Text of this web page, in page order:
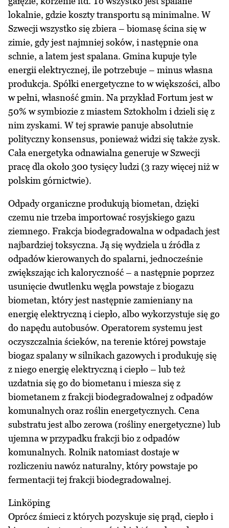
lokalnie, gdzie koszty transportu są minimalne. W
Szwecji wszystko się zbiera – biomasę ścina się w
zimie, gdy jest najmniej soków, i następnie ona
schnie, a latem jest spalana. Gmina kupuje tyle
energii elektrycznej, ile potrzebuje – minus własna
produkcja. Spółki energetyczne to w większości, albo
w pełni, własność gmin. Na przykład Fortum jest w
50% w symbiozie z miastem Sztokholm i dzieli się z
nim zyskami. W tej sprawie panuje absolutnie
polityczny konsensus, ponieważ widzi się także zysk.
Cała energetyka odnawialna generuje w Szwecji
pracę dla około 300 tysięcy ludzi (3 razy więcej niż w
polskim górnictwie).
Odpady organiczne produkują biometan, dzięki
czemu nie trzeba importować rosyjskiego gazu
ziemnego. Frakcja biodegradowalna w odpadach jest
najbardziej toksyczna. Ją się wydziela u źródła z
odpadów kierowanych do spalarni, jednocześnie
zwiększając ich kaloryczność – a następnie poprzez
usunięcie dwutlenku węgla powstaje z biogazu
biometan, który jest następnie zamieniany na
energię elektryczną i ciepło, albo wykorzystuje się go
do napędu autobusów. Operatorem systemu jest
oczyszczalnia ścieków, na terenie której powstaje
biogaz spalany w silnikach gazowych i produkuję się
z niego energię elektryczną i ciepło – lub też
uzdatnia się go do biometanu i miesza się z
biometanem z frakcji biodegradowalnej z odpadów
komunalnych oraz roślin energetycznych. Cena
substratu jest albo zerowa (rośliny energetyczne) lub
ujemna w przypadku frakcji bio z odpadów
komunalnych. Rolnik natomiast dostaje w
rozliczeniu nawóz naturalny, który powstaje po
fermentacji tej frakcji biodegradowalnej.
Linköping
Oprócz śmieci z których pozyskuje się prąd, ciepło i